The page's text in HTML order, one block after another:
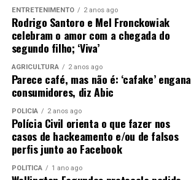
ENTRETENIMENTO 2 anos ago
Rodrigo Santoro e Mel Fronckowiak
celebram o amor com a chegada do
segundo filho; ‘Viva’
AGRICULTURA 2 anos ago
Parece café, mas não é: ‘cafake’ engana
consumidores, diz Abic
POLÍCIA 2 anos ago
Polícia Civil orienta o que fazer nos
casos de hackeamento e/ou de falsos
perfis junto ao Facebook
POLÍTICA 1 ano ago